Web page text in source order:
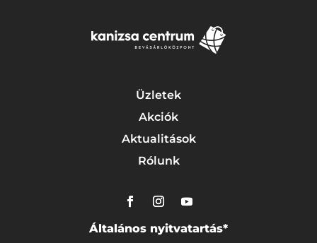
Üzletek
Akciók
Aktualitások
Rólunk
Általános nyitvatartás*